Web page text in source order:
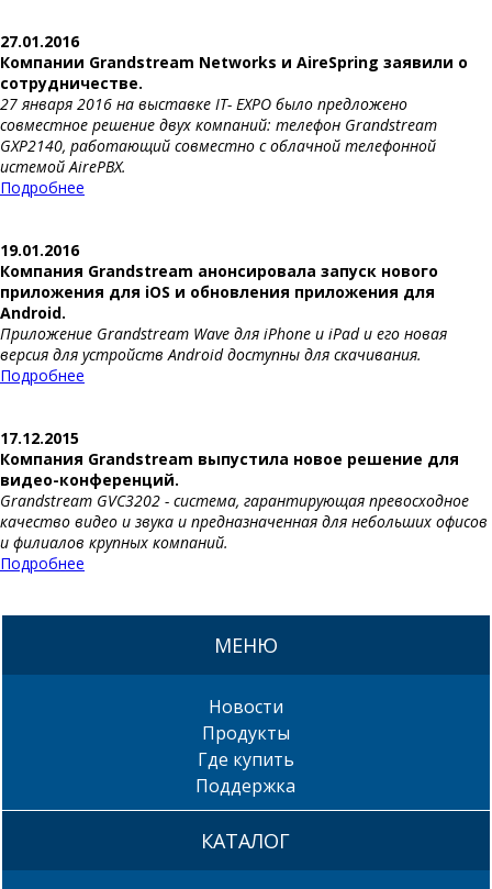
27.01.2016
Компании Grandstream Networks и AireSpring заявили о
сотрудничестве.
27 января 2016 на выставке IT- EXPO было предложено
совместное решение двух компаний: телефон Grandstream
GXP2140, работающий совместно с облачной телефонной
истемой AirePBX.
Подробнее
19.01.2016
Компания Grandstream анонсировала запуск нового
приложения для iOS и обновления приложения для
Android.
Приложение Grandstream Wave для iPhone и iPad и его новая
версия для устройств Android доступны для скачивания.
Подробнее
17.12.2015
Компания Grandstream выпустила новое решение для
видео-конференций.
Grandstream GVC3202 - система, гарантирующая превосходное
качество видео и звука и предназначенная для небольших офисов
и филиалов крупных компаний.
Подробнее
МЕНЮ
Новости
Продукты
Где купить
Поддержка
КАТАЛОГ